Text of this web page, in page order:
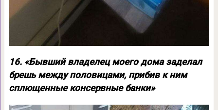
16. «Бывший владелец моего дома заделал
брешь между половицами, прибив к ним
сплющенные консервные банки»